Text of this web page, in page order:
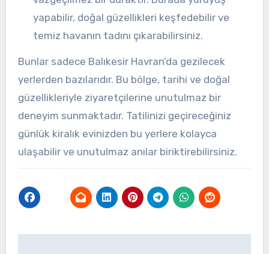
yapabilir, doğal güzellikleri keşfedebilir ve
temiz havanın tadını çıkarabilirsiniz.
Bunlar sadece Balıkesir Havran’da gezilecek
yerlerden bazılarıdır. Bu bölge, tarihi ve doğal
güzellikleriyle ziyaretçilerine unutulmaz bir
deneyim sunmaktadır. Tatilinizi geçireceğiniz
günlük kiralık evinizden bu yerlere kolayca
ulaşabilir ve unutulmaz anılar biriktirebilirsiniz.